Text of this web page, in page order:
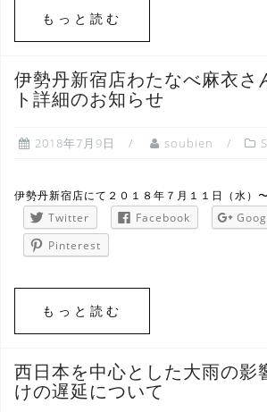
もっと読む
伊勢丹新宿店わたなべ麻衣さ
ト詳細のお知らせ
2018年7月9日 soubien
伊勢丹新宿店にて２０１８年７月１１日（水）
Twitter
Facebook
Pinterest
もっと読む
西日本を中心とした大雨の影
けの遅延について